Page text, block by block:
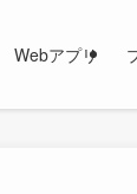
Webアプリ